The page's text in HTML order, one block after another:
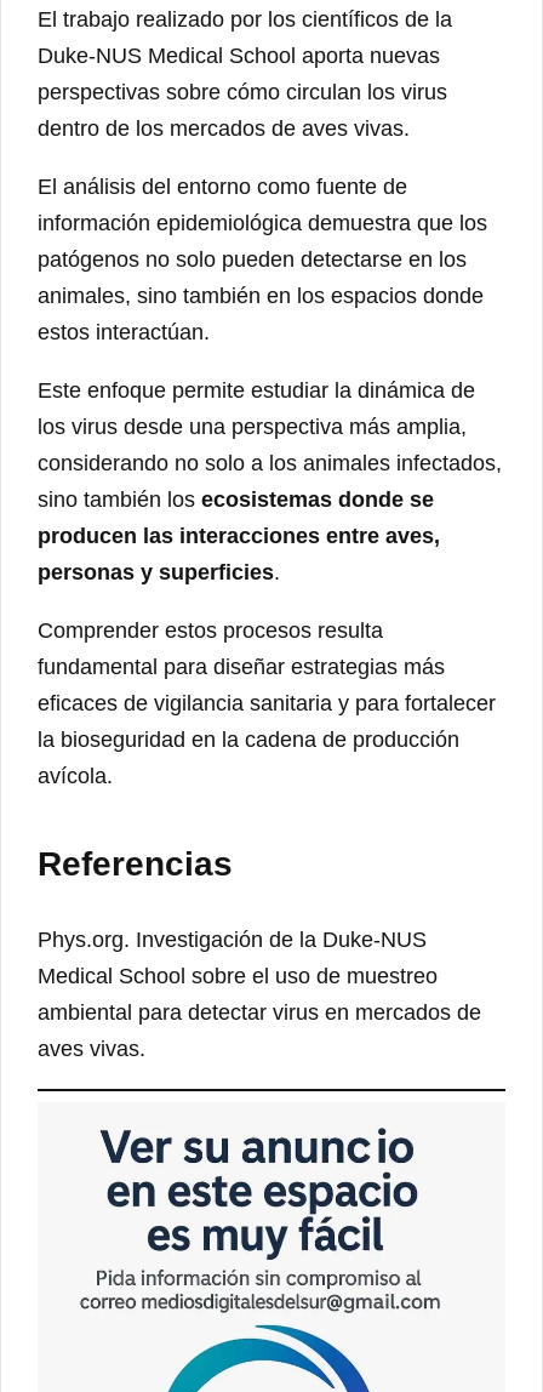
El trabajo realizado por los científicos de la
Duke-NUS Medical School aporta nuevas
perspectivas sobre cómo circulan los virus
dentro de los mercados de aves vivas.
El análisis del entorno como fuente de
información epidemiológica demuestra que los
patógenos no solo pueden detectarse en los
animales, sino también en los espacios donde
estos interactúan.
Este enfoque permite estudiar la dinámica de
los virus desde una perspectiva más amplia,
considerando no solo a los animales infectados,
sino también los ecosistemas donde se
producen las interacciones entre aves,
personas y superficies.
Comprender estos procesos resulta
fundamental para diseñar estrategias más
eficaces de vigilancia sanitaria y para fortalecer
la bioseguridad en la cadena de producción
avícola.
Referencias
Phys.org. Investigación de la Duke-NUS
Medical School sobre el uso de muestreo
ambiental para detectar virus en mercados de
aves vivas.